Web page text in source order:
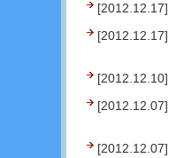
[2012.12.17]
[2012.12.17]
[2012.12.10]
[2012.12.07]
[2012.12.07]